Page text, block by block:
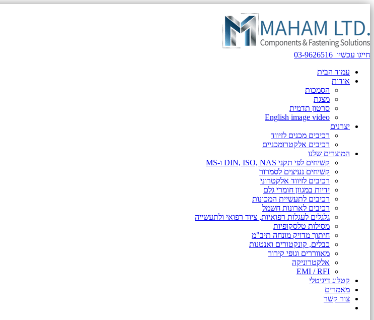
חייגו עכשיו 03-9626516
עמוד הבית
אודות
הסמכות
מצגת
סרטון תדמית
English image video
יצרנים
רכיבים מכנים לזיווד
רכיבים אלקטרומכניים
המוצרים שלנו
קשיחים לפי תקני DIN, ISO, NAS ו-MS
קשיחים נעיצים לסמרור
רכיבים לזיווד אלקטרוני
ידיות במגוון חומרי גלם
רכיבים לתעשיית המכונות
רכיבים לארונות חשמל
גלגלים לעגלות רפואיות, ציוד רפואי ולתעשייה
מסילות טלסקופיות
חיתוך מדויק מונחה תיב"מ
כבלים, קונקטורים ואנטנות
מאווררים וגופי קירור
אלקטרוניקה
EMI / RFI
קטלוג דיגיטלי
מאמרים
צור קשר